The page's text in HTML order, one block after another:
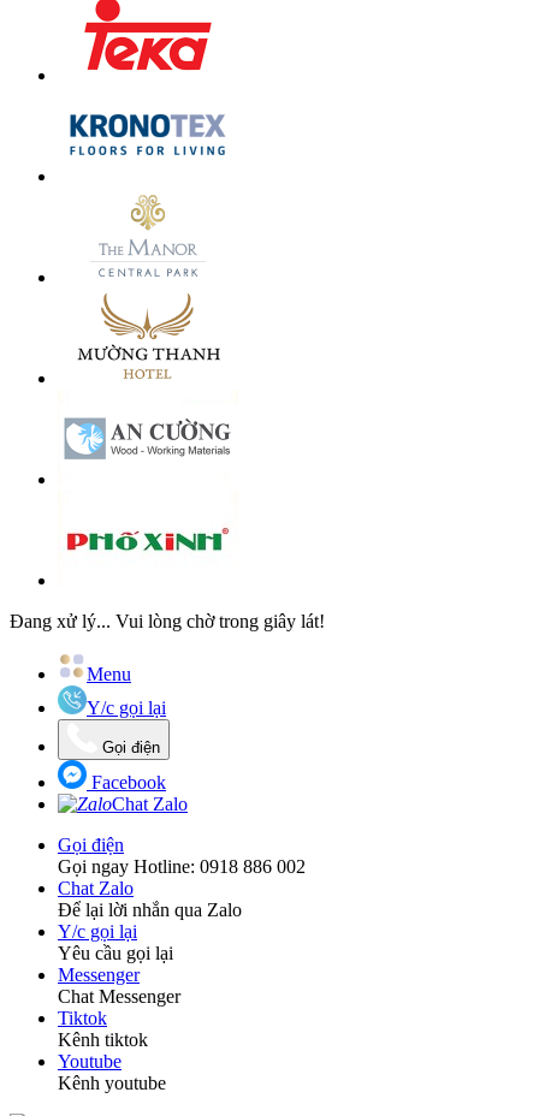
Đang xử lý... Vui lòng chờ trong giây lát!
Menu
Y/c gọi lại
Gọi điện
Facebook
Chat Zalo
Gọi điện
Gọi ngay Hotline: 0918 886 002
Chat Zalo
Để lại lời nhắn qua Zalo
Y/c gọi lại
Yêu cầu gọi lại
Messenger
Chat Messenger
Tiktok
Kênh tiktok
Youtube
Kênh youtube